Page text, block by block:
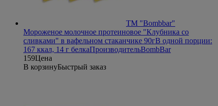
ТМ "Bombbar"
Мороженое молочное протеиновое "Клубника со
сливками" в вафельном стаканчике 90гВ одной порции:
167 ккал, 14 г белкаПроизводительBombBar
159Цена
В корзинуБыстрый заказ